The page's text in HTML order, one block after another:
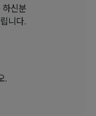
신분
니다.
.